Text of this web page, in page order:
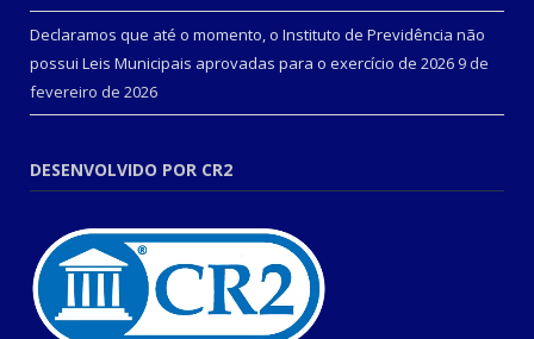
Declaramos que até o momento, o Instituto de Previdência não
possui Leis Municipais aprovadas para o exercício de 2026 9 de
fevereiro de 2026
DESENVOLVIDO POR CR2